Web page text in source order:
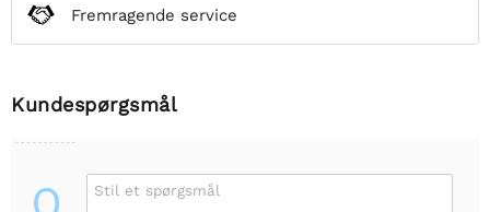
Fremragende service
Kundespørgsmål
Stil et spørgsmål